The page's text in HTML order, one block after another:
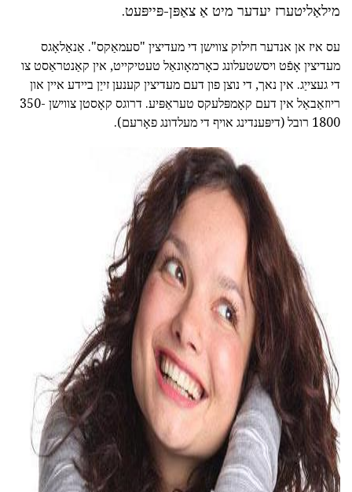
מילאַליטערז יעדער מיט אַ צאַפּן-פּייפּעט.
עס איז אן אנדער חילוק צווישן די מעדיצין "סעמאַקס". אַנאַלאָגס
מעדיצין אָפֿט ויסשטעלונג כאָרמאָונאַל טעטיקייט, אין קאַנטראַסט צו
די געצייַג. אין נאך, די נוצן פון דעם מעדיצין קענען זייַן ביידע איין און
ריוזאַבאַל אין דעם קאָמפּלעקס טעראַפּיע. דרוגס קאָסטן צווישן 350-
1800 רובל (דיפּענדינג אויף די מעלדונג פאָרעם).